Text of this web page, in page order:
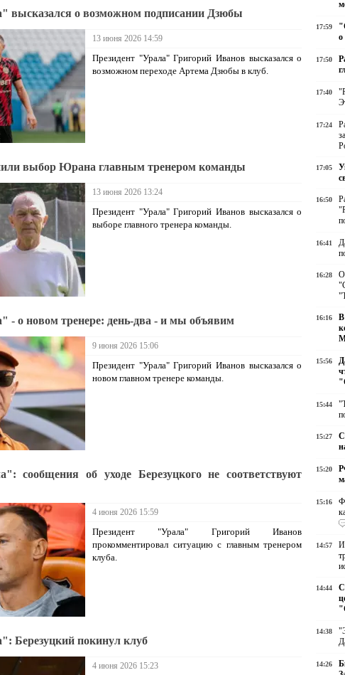
высказался о возможном подписании Дзюбы
13 июня 2026 14:59
Президент "Урала" Григорий Иванов высказался о
возможном переходе Артема Дзюбы в клуб.
выбор Юрана главным тренером команды
13 июня 2026 13:24
Президент "Урала" Григорий Иванов высказался о
выборе главного тренера команды.
- о новом тренере: день-два - и мы объявим
9 июня 2026 15:06
Президент "Урала" Григорий Иванов высказался о
новом главном тренере команды.
сообщения об уходе Березуцкого не соответствуют
4 июня 2026 15:59
Президент "Урала" Григорий Иванов
прокомментировал ситуацию с главным тренером
клуба.
Березуцкий покинул клуб
4 июня 2026 15:23
17:59
о
17:50
17:40
17:24
17:05
16:50
16:41
16:28
16:16
В
15:56
15:44
15:27
15:20
15:16
14:57
14:44
14:38
14:26